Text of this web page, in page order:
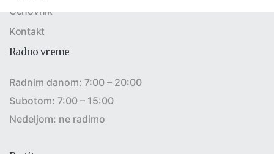
Cenovnik
Kontakt
Radno vreme
Radnim danom: 7:00 – 20:00
Subotom: 7:00 – 15:00
Nedeljom: ne radimo